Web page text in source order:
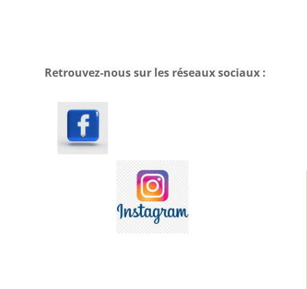
Retrouvez-nous sur les réseaux sociaux :
.
.